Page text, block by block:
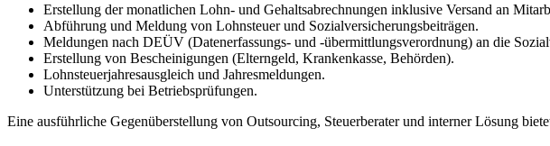
Erstellung der monatlichen Lohn- und Gehaltsabrechnungen inklusive Versand an
Abführung und Meldung von Lohnsteuer und Sozialversicherungsbeiträgen.
Meldungen nach DEÜV (Datenerfassungs- und -übermittlungsverordnung) an die
Erstellung von Bescheinigungen (Elterngeld, Krankenkasse, Behörden).
Lohnsteuerjahresausgleich und Jahresmeldungen.
Unterstützung bei Betriebsprüfungen.
Eine ausführliche Gegenüberstellung von Outsourcing, Steuerberater und interner Lösung